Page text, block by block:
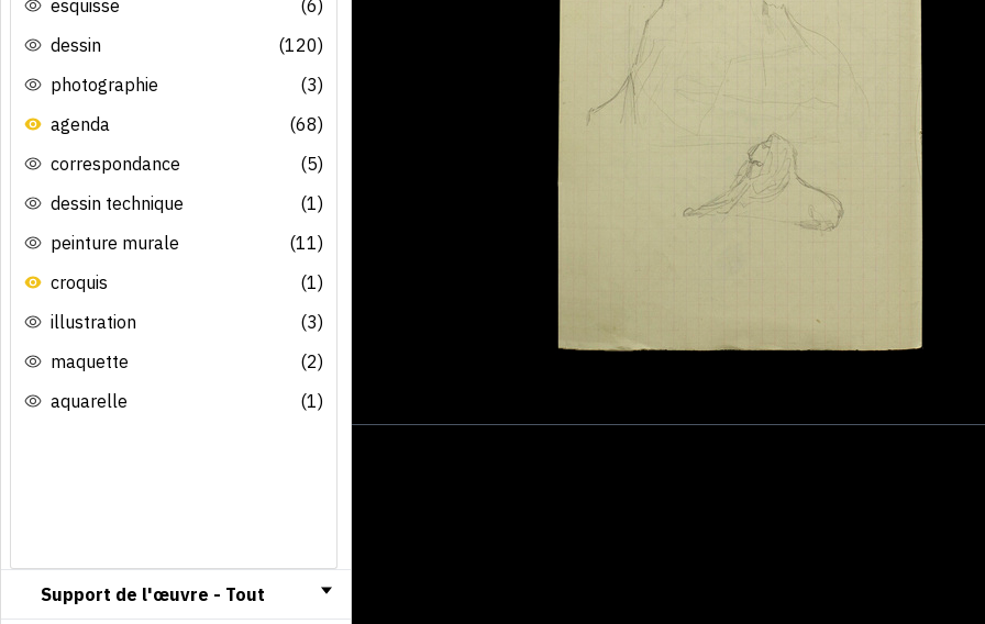
esquisse
(6)
dessin
(120)
photographie
(3)
agenda
(68)
correspondance
(5)
dessin technique
(1)
peinture murale
(11)
croquis
(1)
illustration
(3)
maquette
(2)
aquarelle
(1)
Support de l'œuvre - Tout